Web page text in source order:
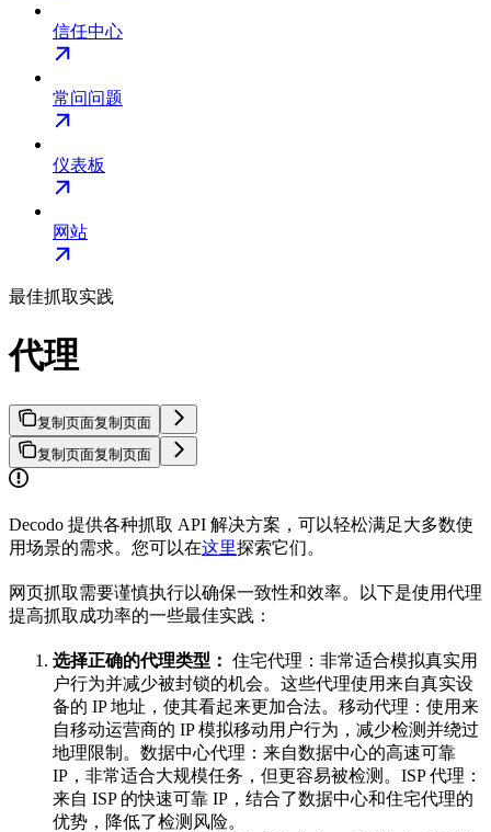
信任中心
常问问题
仪表板
网站
最佳抓取实践
代理
复制页面复制页面
复制页面复制页面
Decodo 提供各种抓取 API 解决方案，可以轻松满足大多数使
用场景的需求。您可以在这里探索它们。
网页抓取需要谨慎执行以确保一致性和效率。以下是使用代理
提高抓取成功率的一些最佳实践：
选择正确的代理类型： 住宅代理：非常适合模拟真实用
户行为并减少被封锁的机会。这些代理使用来自真实设
备的 IP 地址，使其看起来更加合法。移动代理：使用来
自移动运营商的 IP 模拟移动用户行为，减少检测并绕过
地理限制。数据中心代理：来自数据中心的高速可靠
IP，非常适合大规模任务，但更容易被检测。ISP 代理：
来自 ISP 的快速可靠 IP，结合了数据中心和住宅代理的
优势，降低了检测风险。